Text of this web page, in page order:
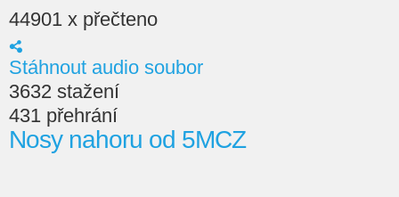
44901 x přečteno
Stáhnout audio soubor
3632 stažení
431 přehrání
Nosy nahoru od 5MCZ